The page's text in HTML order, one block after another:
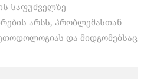
საფუძველზე
არსს, პრობლემასთან
და მიდგომებსაც